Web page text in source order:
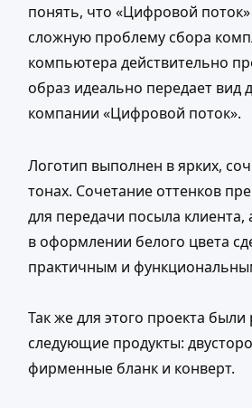
понять, что «Цифровой
сложную проблему сбора
компьютера действительно
образ идеально передает вид
компании «Цифровой поток».
Логотип выполнен в ярких,
тонах. Сочетание оттенков
для передачи посыла клиента,
в оформлении белого цвета
практичным и
Так же для этого проекта
следующие продукты:
фирменные бланк и конверт.